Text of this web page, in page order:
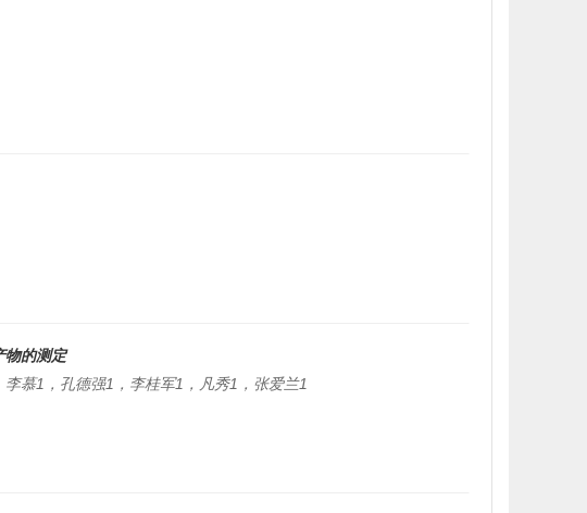
物的测定
慕1，孔德强1，李桂军1，凡秀1，张爱兰1